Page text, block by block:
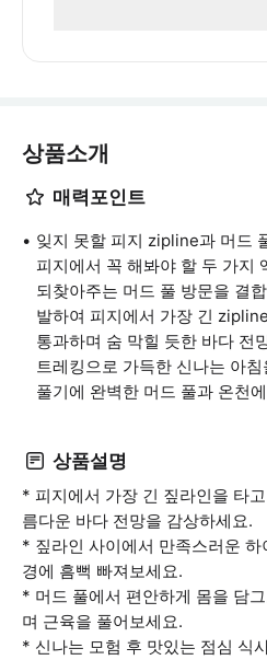
상품소개
매력포인트
잊지 못할 피지 zipline과 머드
피지에서 꼭 해봐야 할 두 가지
되찾아주는 머드 풀 방문을 결
발하여 피지에서 가장 긴
통과하며 숨 막힐 듯한 바다 전
트레킹으로 가득한 신나는 아
풀기에 완벽한 머드 풀과 온천
상품설명
* 피지에서 가장 긴 짚라인을 타
름다운 바다 전망을 감상하세요.
* 짚라인 사이에서 만족스러운
경에 흠뻑 빠져보세요.
* 머드 풀에서 편안하게 몸을 담
며 근육을 풀어보세요.
* 신나는 모험 후 맛있는 점심 식